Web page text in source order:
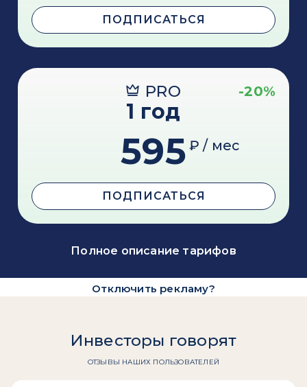
ПОДПИСАТЬСЯ
PRO -20%
1 год
595 ₽ / мес
ПОДПИСАТЬСЯ
Полное описание тарифов
Отключить рекламу?
Инвесторы говорят
ОТЗЫВЫ НАШИХ ПОЛЬЗОВАТЕЛЕЙ